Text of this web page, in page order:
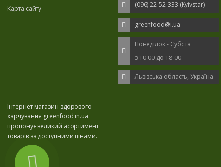
Карта сайту (096) 22-52-333 (Kyivstar)
greenfood@i.ua
Понеділок - Субота
з 10-00 до 18-00
Львівська область, Україна
Інтернет магазин здорового
харчування greenfood.in.ua
пропонує великий асортимент
товарів за доступними цінами.